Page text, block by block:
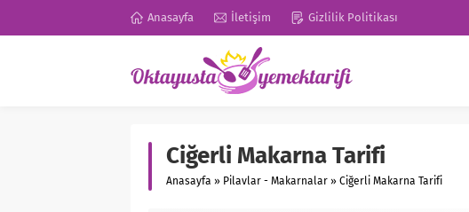
Anasayfa İletişim Gizlilik Politikası
Ciğerli Makarna Tarifi
Anasayfa » Pilavlar - Makarnalar » Ciğerli Makarna Tarifi